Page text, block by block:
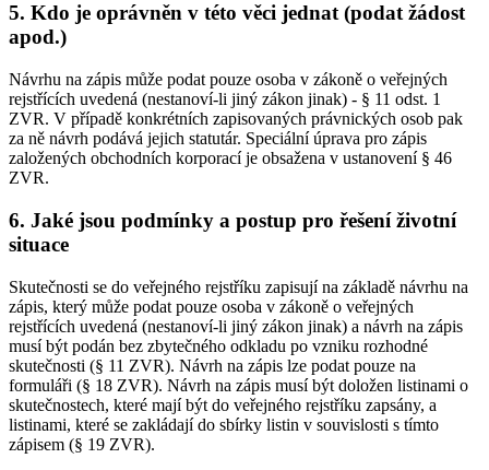
5. Kdo je oprávněn v této věci jednat (podat žádost
apod.)
Návrhu na zápis může podat pouze osoba v zákoně o veřejných
rejstřících uvedená (nestanoví-li jiný zákon jinak) - § 11 odst. 1
ZVR. V případě konkrétních zapisovaných právnických osob pak
za ně návrh podává jejich statutár. Speciální úprava pro zápis
založených obchodních korporací je obsažena v ustanovení § 46
ZVR.
6. Jaké jsou podmínky a postup pro řešení životní
situace
Skutečnosti se do veřejného rejstříku zapisují na základě návrhu na
zápis, který může podat pouze osoba v zákoně o veřejných
rejstřících uvedená (nestanoví-li jiný zákon jinak) a návrh na zápis
musí být podán bez zbytečného odkladu po vzniku rozhodné
skutečnosti (§ 11 ZVR). Návrh na zápis lze podat pouze na
formuláři (§ 18 ZVR). Návrh na zápis musí být doložen listinami o
skutečnostech, které mají být do veřejného rejstříku zapsány, a
listinami, které se zakládají do sbírky listin v souvislosti s tímto
zápisem (§ 19 ZVR).